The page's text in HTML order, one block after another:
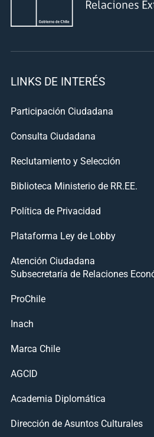
LINKS DE INTERÉS
Participación Ciudadana
Consulta Ciudadana
Reclutamiento y Selección
Biblioteca Ministerio de RR.EE.
Política de Privacidad
Plataforma Ley de Lobby
Atención Ciudadana
Subsecretaría de Relaciones
ProChile
Inach
Marca Chile
AGCID
Academia Diplomática
Dirección de Asuntos Culturales